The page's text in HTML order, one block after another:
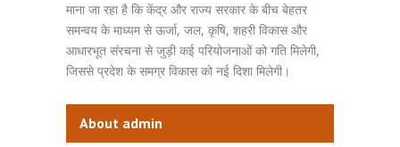
माना जा रहा है कि केंद्र और राज्य सरकार के बीच बेहतर
समन्वय के माध्यम से ऊर्जा, जल, कृषि, शहरी विकास और
आधारभूत संरचना से जुड़ी कई परियोजनाओं को गति मिलेगी,
जिससे प्रदेश के समग्र विकास को नई दिशा मिलेगी।
About admin